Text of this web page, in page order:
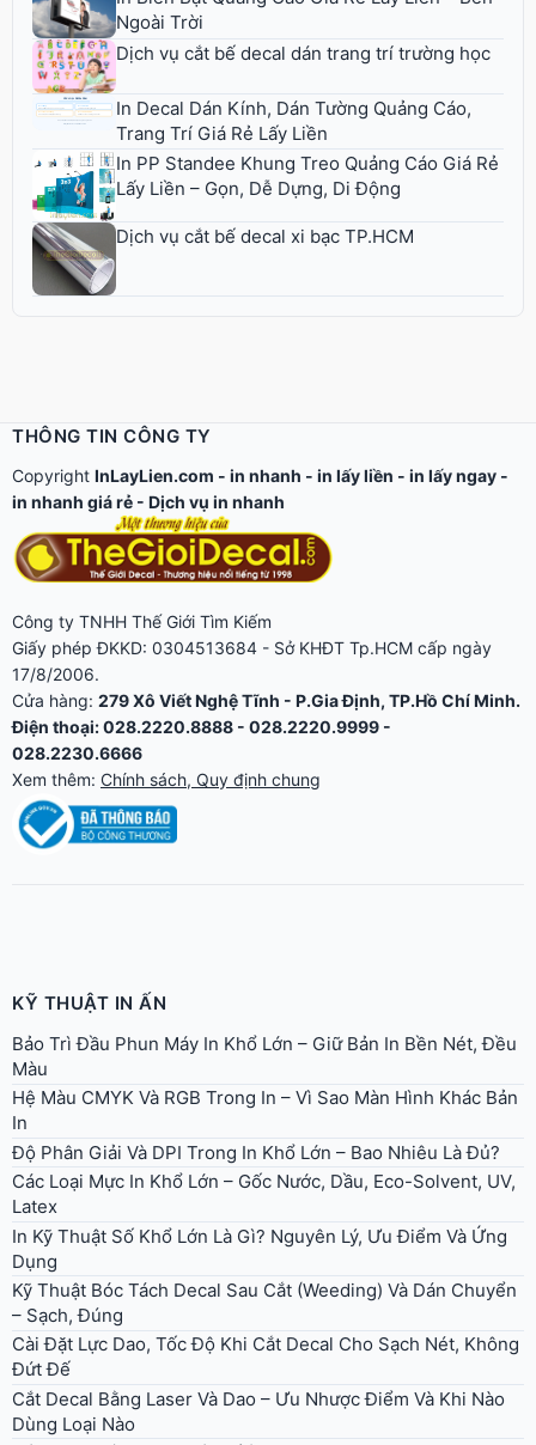
Ngoài Trời
Dịch vụ cắt bế decal dán trang trí trường học
In Decal Dán Kính, Dán Tường Quảng Cáo,
Trang Trí Giá Rẻ Lấy Liền
In PP Standee Khung Treo Quảng Cáo Giá Rẻ
Lấy Liền – Gọn, Dễ Dựng, Di Động
Dịch vụ cắt bế decal xi bạc TP.HCM
THÔNG TIN CÔNG TY
Copyright InLayLien.com - in nhanh - in lấy liền - in lấy ngay -
in nhanh giá rẻ - Dịch vụ in nhanh
Công ty TNHH Thế Giới Tìm Kiếm
Giấy phép ĐKKD: 0304513684 - Sở KHĐT Tp.HCM cấp ngày
17/8/2006.
Cửa hàng: 279 Xô Viết Nghệ Tĩnh - P.Gia Định, TP.Hồ Chí Minh.
Điện thoại: 028.2220.8888 - 028.2220.9999 -
028.2230.6666
Xem thêm: Chính sách, Quy định chung
KỸ THUẬT IN ẤN
Bảo Trì Đầu Phun Máy In Khổ Lớn – Giữ Bản In Bền Nét, Đều
Màu
Hệ Màu CMYK Và RGB Trong In – Vì Sao Màn Hình Khác Bản
In
Độ Phân Giải Và DPI Trong In Khổ Lớn – Bao Nhiêu Là Đủ?
Các Loại Mực In Khổ Lớn – Gốc Nước, Dầu, Eco-Solvent, UV,
Latex
In Kỹ Thuật Số Khổ Lớn Là Gì? Nguyên Lý, Ưu Điểm Và Ứng
Dụng
Kỹ Thuật Bóc Tách Decal Sau Cắt (Weeding) Và Dán Chuyển
– Sạch, Đúng
Cài Đặt Lực Dao, Tốc Độ Khi Cắt Decal Cho Sạch Nét, Không
Đứt Đế
Cắt Decal Bằng Laser Và Dao – Ưu Nhược Điểm Và Khi Nào
Dùng Loại Nào